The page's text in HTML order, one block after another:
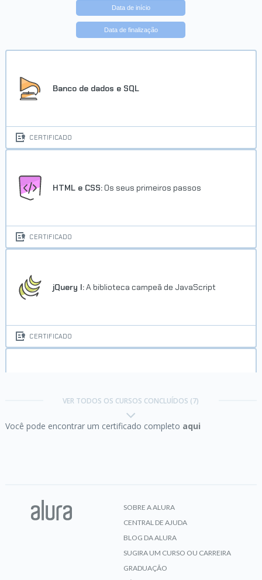
Data de início
Data de finalização
Banco de dados e SQL
CERTIFICADO
HTML e CSS: Os seus primeiros passos
CERTIFICADO
jQuery I:A biblioteca campeã de JavaScript
CERTIFICADO
VER TODOS OS CURSOS CONCLUÍDOS (7)
Você pode encontrar um certificado completo aqui
SOBRE A ALURA
CENTRAL DE AJUDA
BLOG DA ALURA
SUGIRA UM CURSO OU CARREIRA
GRADUAÇÃO